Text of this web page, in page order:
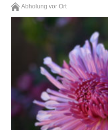
Abholung vor Ort